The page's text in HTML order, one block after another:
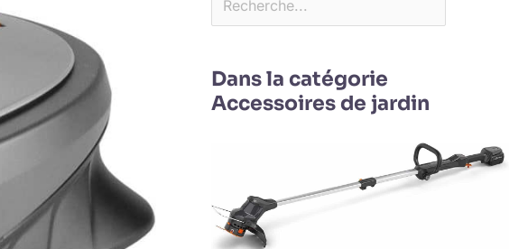
Dans la catégorie
Accessoires de jardin